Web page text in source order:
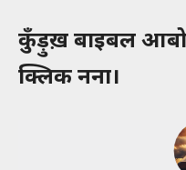
कुँड़ुख़ बाइबल
क्लिक नना।